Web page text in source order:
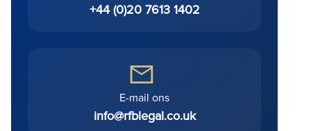
+44 (0)20 7613 1402
E-mail ons
info@rfblegal.co.uk